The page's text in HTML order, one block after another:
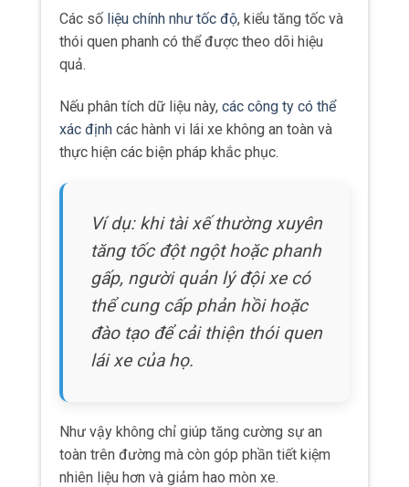
Các số liệu chính như tốc độ, kiểu tăng tốc và
thói quen phanh có thể được theo dõi hiệu
quả.
Nếu phân tích dữ liệu này, các công ty có thể
xác định các hành vi lái xe không an toàn và
thực hiện các biện pháp khắc phục.
Ví dụ: khi tài xế thường xuyên
tăng tốc đột ngột hoặc phanh
gấp, người quản lý đội xe có
thể cung cấp phản hồi hoặc
đào tạo để cải thiện thói quen
lái xe của họ.
Như vậy không chỉ giúp tăng cường sự an
toàn trên đường mà còn góp phần tiết kiệm
nhiên liệu hơn và giảm hao mòn xe.